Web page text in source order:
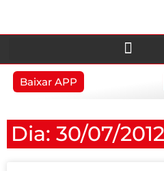
Baixar APP
Dia: 30/07/2012